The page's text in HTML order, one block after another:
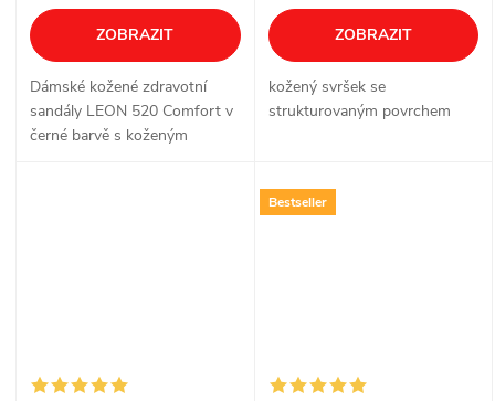
ZOBRAZIT
Dámské kožené zdravotní
sandály LEON 520 Comfort v
černé barvě s koženým
ZOBRAZIT
kožený svršek se
strukturovaným povrchem
Bestseller